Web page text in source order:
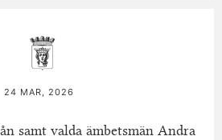
24 MAR, 2026
samt valda ämbetsmän Andra